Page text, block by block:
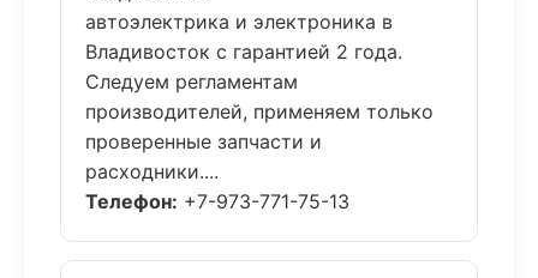
автоэлектрика и электроника в
Владивосток с гарантией 2 года.
Следуем регламентам
производителей, применяем только
проверенные запчасти и
расходники....
Телефон: +7-973-771-75-13